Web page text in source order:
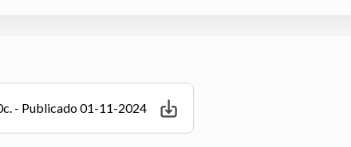
- Publicado 01-11-2024